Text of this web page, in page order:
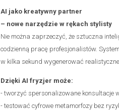
AI jako kreatywny partner
– nowe narzędzie w rękach stylisty
Nie można zaprzeczyć, że sztuczna
codzienną pracę profesjonalistów.
w kilka sekund wygenerować
Dzięki AI fryzjer może:
- tworzyć spersonalizowane konsultacje
- testować cyfrowe metamorfozy bez